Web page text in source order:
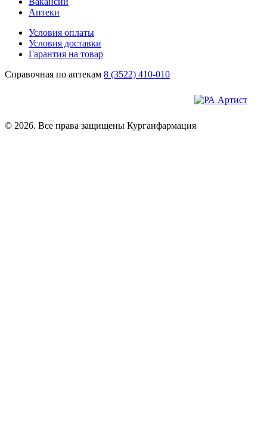
Аптеки
Условия оплаты
Условия доставки
Гарантия на товар
Справочная по аптекам 8 (3522) 410-010
© 2026. Все права защищены Курганфармация